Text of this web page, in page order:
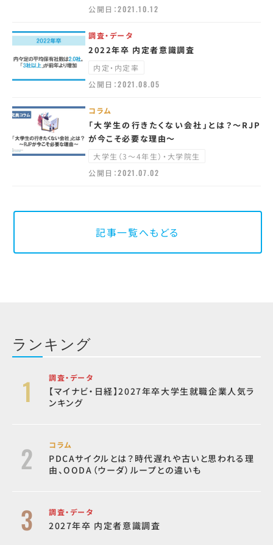
公開日：2021.10.12
調査・データ
2022年卒 内定者意識調査
内定・内定率
公開日：2021.08.05
コラム
「大学生の行きたくない会社」とは？～RJP
が今こそ必要な理由～
大学生（3～4年生）・大学院生
公開日：2021.07.02
記事一覧へもどる
ランキング
調査・データ
【マイナビ・日経】2027年卒大学生就職企業人気ラ
ンキング
コラム
PDCAサイクルとは？時代遅れや古いと思われる理
由、OODA（ウーダ）ループとの違いも
調査・データ
2027年卒 内定者意識調査